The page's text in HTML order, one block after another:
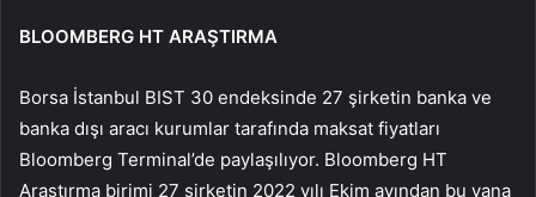
BLOOMBERG HT ARAŞTIRMA
Borsa İstanbul BIST 30 endeksinde 27 şirketin banka ve
banka dışı aracı kurumlar tarafında maksat fiyatları
Bloomberg Terminal’de paylaşılıyor. Bloomberg HT
Araştırma birimi 27 şirketin 2022 yılı Ekim ayından bu yana